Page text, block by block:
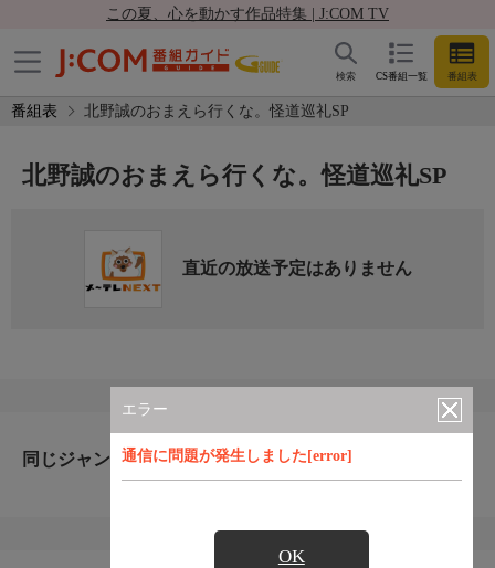
この夏、心を動かす作品特集 | J:COM TV
CS番組一覧 番組表
検索
番組表 北野誠のおまえら行くな。怪道巡礼SP
エラー
通信に問題が発生しました[error]
OK
北野誠のおまえら行くな。怪道巡礼SP
直近の放送予定はありません
同じジャンルのおすすめ番組